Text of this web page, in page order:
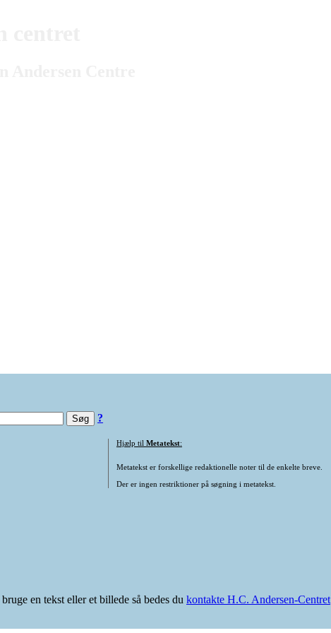
?
Hjælp til Metatekst:
Metatekst er forskellige redaktionelle noter til de enkelte breve.
Der er ingen restriktioner på søgning i metatekst.
en tekst eller et billede så bedes du kontakte H.C. Andersen-Centret